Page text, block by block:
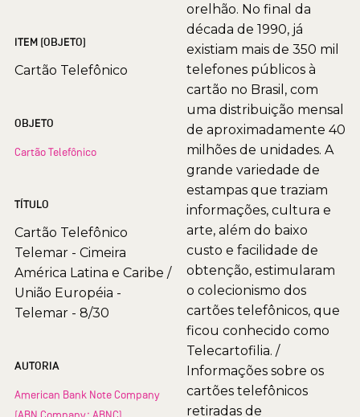
ITEM (OBJETO)
Cartão Telefônico
OBJETO
Cartão Telefônico
TÍTULO
Cartão Telefônico
Telemar - Cimeira
América Latina e Caribe /
União Européia -
Telemar - 8/30
AUTORIA
American Bank Note Company
orelhão. No final da
década de 1990, já
existiam mais de 350 mil
telefones públicos à
cartão no Brasil, com
uma distribuição mensal
de aproximadamente 40
milhões de unidades. A
grande variedade de
estampas que traziam
informações, cultura e
arte, além do baixo
custo e facilidade de
obtenção, estimularam
o colecionismo dos
cartões telefônicos, que
ficou conhecido como
Telecartofilia. /
Informações sobre os
cartões telefônicos
retiradas de